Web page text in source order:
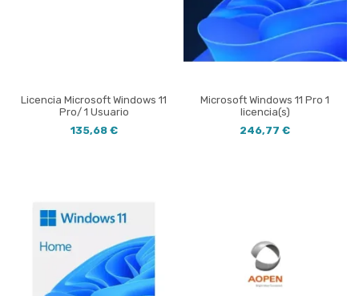
Licencia Microsoft Windows 11
Pro/ 1 Usuario
135,68 €
Microsoft Windows 11 Pro 1
licencia(s)
246,77 €